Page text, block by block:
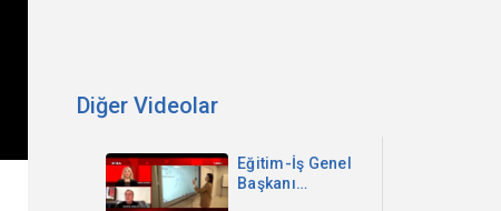
Diğer Videolar
Eğitim-İş Genel
Başkanı